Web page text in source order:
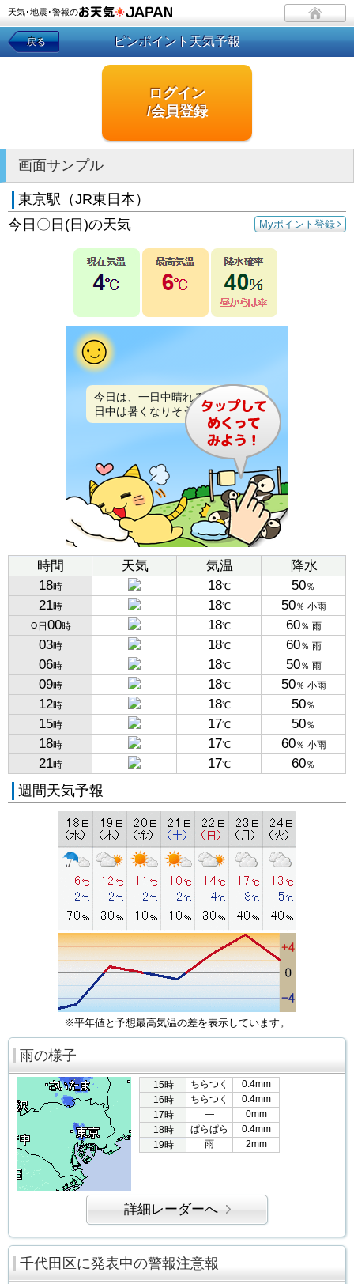
天気･地震･警報の
戻る ピンポイント天気予報
ログイン
/会員登録
画面サンプル
東京駅（JR東日本）
Myポイント登録
今日〇日(日)の天気
今日は、一日中晴れるでしょう。
日中は暑くなりそうです。
時間 天気 気温
降水
18時 18℃ 50％
21時 18℃ 50％ 小雨
○ 日 00時 18℃ 60％ 雨
03時 18℃ 60％ 雨
06時 18℃ 50％ 雨
09時 18℃ 50％ 小雨
12時 18℃ 50％
15時 17℃ 50％
18時 17℃ 60％ 小雨
21時 17℃ 60％
週間天気予報
※平年値と予想最高気温の差を表示しています。
雨の様子
15時 ちらつく
0.4mm
16時
ちらつく
0.4mm
17時
―
0mm
18時
ぱらぱら
0.4mm
19時
雨 2mm
詳細レーダーへ
千代田区に発表中の警報注意報